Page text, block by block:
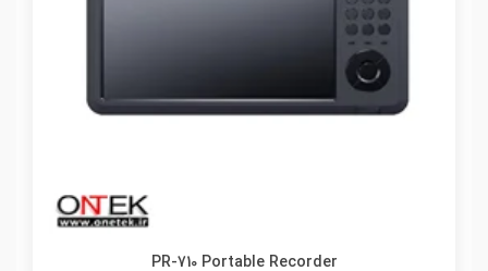
PR-710 Portable Recorder